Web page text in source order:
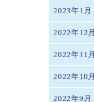
2023年1月
2022年12月
2022年11月
2022年10月
2022年9月